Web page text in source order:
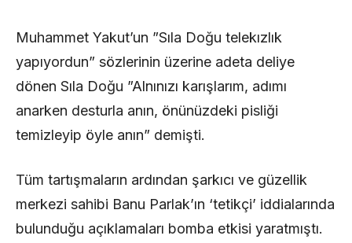
Muhammet Yakut’un ”Sıla Doğu telekızlık
yapıyordun” sözlerinin üzerine adeta deliye
dönen Sıla Doğu ”Alnınızı karışlarım, adımı
anarken desturla anın, önünüzdeki pisliği
temizleyip öyle anın” demişti.
Tüm tartışmaların ardından şarkıcı ve güzellik
merkezi sahibi Banu Parlak’ın ‘tetikçi’ iddialarında
bulunduğu açıklamaları bomba etkisi yaratmıştı.